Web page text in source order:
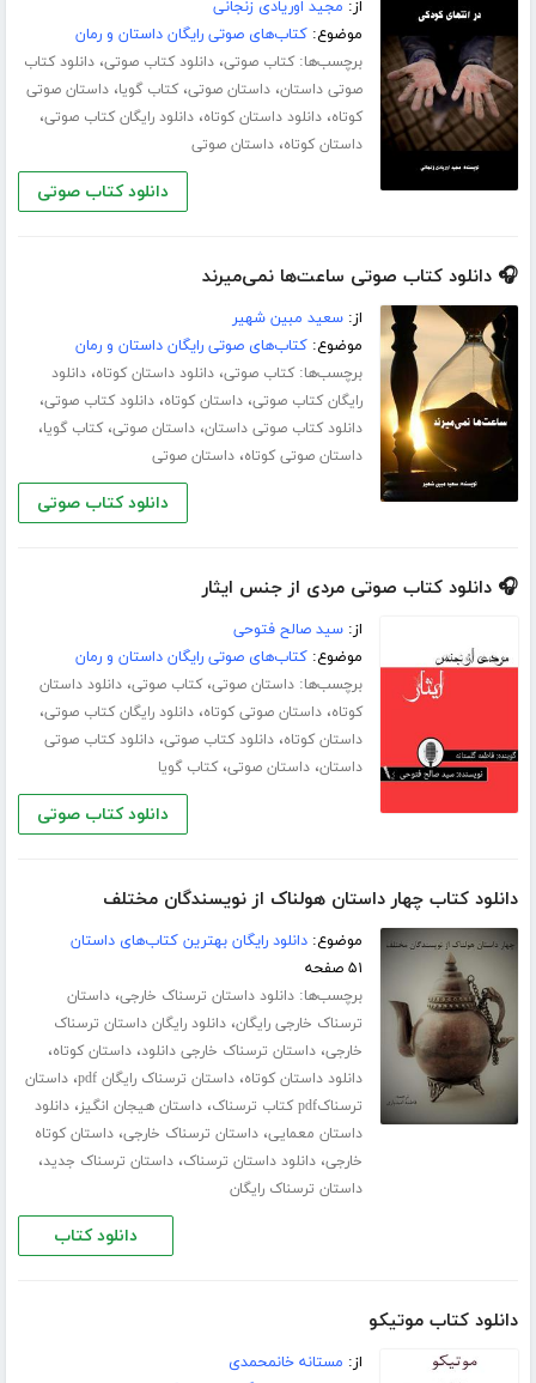
از: مجید اوریادی زنجانی
موضوع:کتاب‌های صوتی رایگان داستان و رمان
برچسب‌ها:کتاب صوتی،دانلود کتاب صوتی،دانلود کتاب
صوتی داستان،داستان صوتی،کتاب گویا،داستان صوتی
کوتاه،دانلود داستان کوتاه،دانلود رایگان کتاب صوتی،
داستان کوتاه،داستان صوتی
دانلود کتاب صوتی
🎧 دانلود کتاب صوتی ساعت‌ها نمی‌میرند
از:سعید مبین شهیر
موضوع:کتاب‌های صوتی رایگان داستان و رمان
برچسب‌ها:کتاب صوتی،دانلود داستان کوتاه،دانلود
رایگان کتاب صوتی،داستان کوتاه،دانلود کتاب صوتی،
دانلود کتاب صوتی داستان،داستان صوتی،کتاب گویا،
داستان صوتی کوتاه،داستان صوتی
دانلود کتاب صوتی
🎧 دانلود کتاب صوتی مردی از جنس ایثار
از:سید صالح فتوحی
موضوع:کتاب‌های صوتی رایگان داستان و رمان
برچسب‌ها:داستان صوتی،کتاب صوتی،دانلود داستان
کوتاه،داستان صوتی کوتاه،دانلود رایگان کتاب صوتی،
داستان کوتاه،دانلود کتاب صوتی،دانلود کتاب صوتی
داستان،داستان صوتی،کتاب گویا
دانلود کتاب صوتی
دانلود کتاب چهار داستان هولناک از نویسندگان مختلف
موضوع:دانلود رایگان بهترین کتاب‌های داستان
۵۱ صفحه
برچسب‌ها:دانلود داستان ترسناک خارجی،داستان
ترسناک خارجی رایگان،دانلود رایگان داستان ترسناک
خارجی،داستان ترسناک خارجی دانلود،داستان کوتاه،
دانلود داستان کوتاه،داستان ترسناک رایگان pdf ،داستان
ترسناکpdf کتاب ترسناک
،داستان هیجان انگیز،دانلود
داستان معمایی،داستان ترسناک خارجی،داستان کوتاه
خارجی،دانلود داستان ترسناک،داستان ترسناک جدید،
داستان ترسناک رایگان
دانلود کتاب
دانلود کتاب موتیکو
از: مستانه خانمحمدی